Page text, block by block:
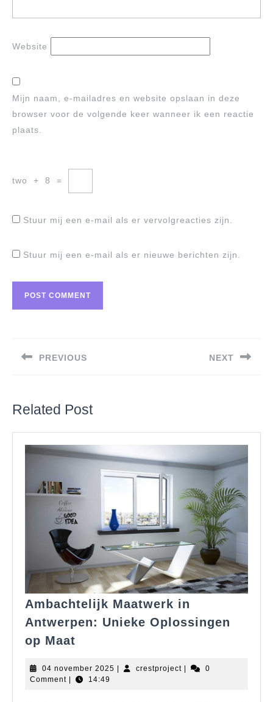
Website
Mijn naam, e-mailadres en website opslaan in deze
browser voor de volgende keer wanneer ik een reactie
plaats.
two + 8 =
Stuur mij een e-mail als er vervolgreacties zijn.
Stuur mij een e-mail als er nieuwe berichten zijn.
PREVIOUS NEXT
Related Post
Ambachtelijk Maatwerk in
Antwerpen: Unieke Oplossingen
op Maat
in
Antwerpen:
04 november 2025 04
crestprojectcrestproject
0
Comment
14:49